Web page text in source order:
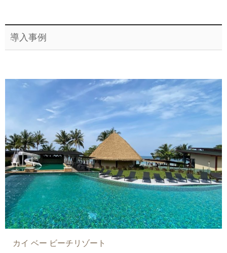
導入事例
カイ ベー ビーチリゾート